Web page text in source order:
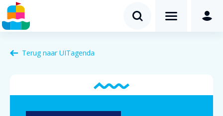
Terug naar UITagenda